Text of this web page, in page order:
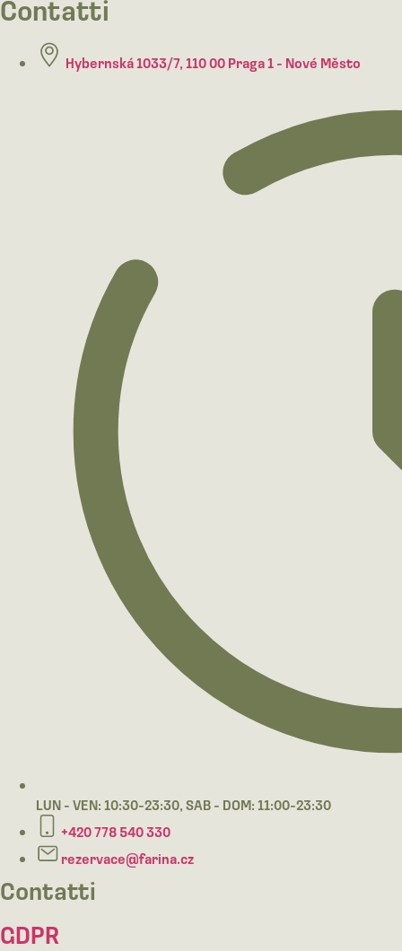
Contatti
Hybernská 1033/7, 110 00 Praga 1 - Nové Město
LUN - VEN: 10:30-23:30, SAB - DOM: 11:00-23:30
+420 778 540 330
rezervace@farina.cz
Contatti
GDPR